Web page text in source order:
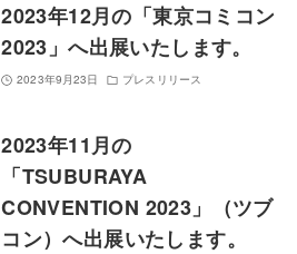
2023年12月の「東京コミコン
2023」へ出展いたします。
2023年9月23日 プレスリリース
2023年11月の
「TSUBURAYA
CONVENTION 2023」（ツブ
コン）へ出展いたします。